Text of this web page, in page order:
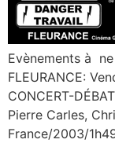
Evènements à
FLEURANCE:
CONCERT-
Pierre Carles,
France/2003/